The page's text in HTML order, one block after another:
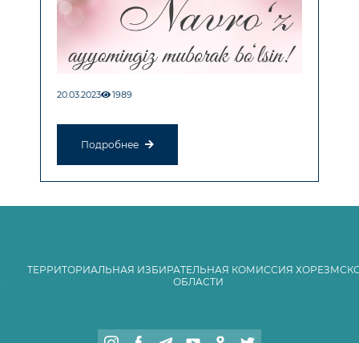
20.03.2023 1989
Подробнее
ТЕРРИТОРИАЛЬНАЯ ИЗБИРАТЕЛЬНАЯ КОМИССИЯ
ОБЛАСТИ